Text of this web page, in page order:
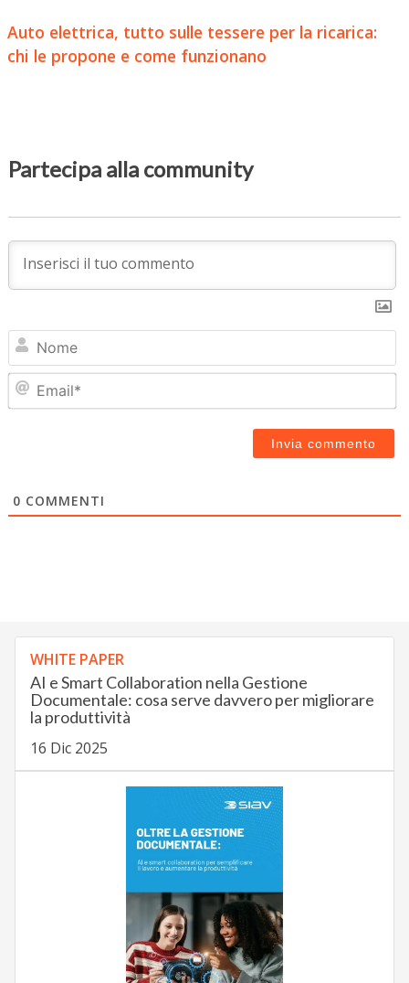
Auto elettrica, tutto sulle tessere per la ricarica:
chi le propone e come funzionano
Partecipa alla community
0 COMMENTI
WHITE PAPER
AI e Smart Collaboration nella Gestione
Documentale: cosa serve davvero per migliorare
la produttività
16 Dic 2025